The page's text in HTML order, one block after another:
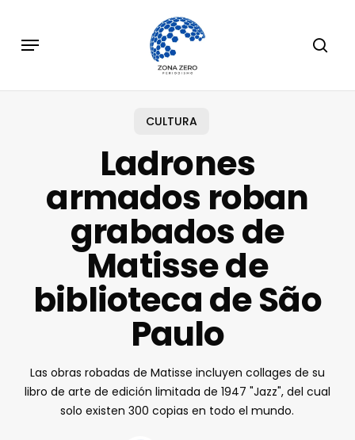
main
Menu
CULTURA
Ladrones
armados roban
grabados de
Matisse de
biblioteca de São
Paulo
Las obras robadas de Matisse incluyen collages de su
libro de arte de edición limitada de 1947 "Jazz", del cual
solo existen 300 copias en todo el mundo.